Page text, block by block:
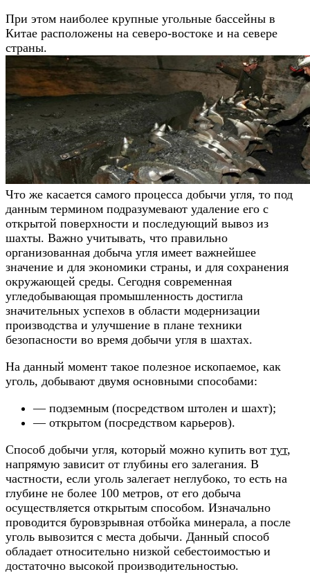
При этом наиболее крупные угольные бассейны в
Китае расположены на северо-востоке и на севере
страны.
Что же касается самого процесса добычи угля, то под
данным термином подразумевают удаление его с
открытой поверхности и последующий вывоз из
шахты. Важно учитывать, что правильно
организованная добыча угля имеет важнейшее
значение и для экономики страны, и для сохранения
окружающей среды. Сегодня современная
угледобывающая промышленность достигла
значительных успехов в области модернизации
производства и улучшение в плане техники
безопасности во время добычи угля в шахтах.
На данный момент такое полезное ископаемое, как
уголь, добывают двумя основными способами:
— подземным (посредством штолен и шахт);
— открытом (посредством карьеров).
Способ добычи угля, который можно купить вот тут,
напрямую зависит от глубины его залегания. В
частности, если уголь залегает неглубоко, то есть на
глубине не более 100 метров, от его добыча
осуществляется открытым способом. Изначально
проводится буровзрывная отбойка минерала, а после
уголь вывозится с места добычи. Данный способ
обладает относительно низкой себестоимостью и
достаточно высокой производительностью.